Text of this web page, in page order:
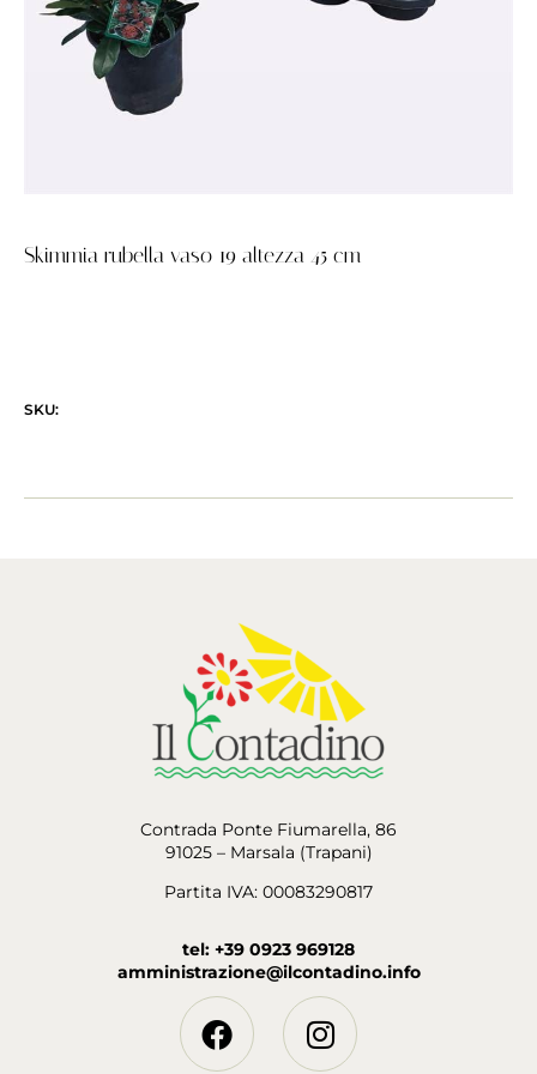
Skimmia rubella vaso 19 altezza 45 cm
SKU:
Contrada Ponte Fiumarella, 86
91025 – Marsala (Trapani)
Partita IVA: 00083290817
tel: +39 0923 969128
amministrazione@ilcontadino.info